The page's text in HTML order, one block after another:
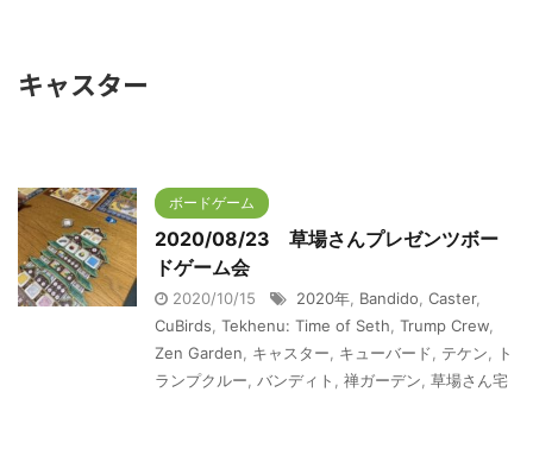
キャスター
ボードゲーム
2020/08/23 草場さんプレゼンツボー
ドゲーム会
2020/10/15 2020年 Bandido Caster,
CuBirds Tekhenu: Time of Seth Trump Crew
Zen Garden
キャスター キューバード テケン
ト
ランプクルー
バンディト 禅ガーデン 草場さん宅